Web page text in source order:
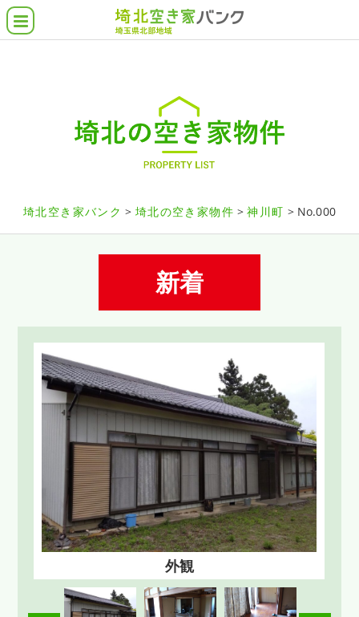
借りたい・買いたい
貸したい・売りたい
各市町の支援施策
よくある質問
協力業者について
埼北空き家バンク 埼北の空き家物件 神川町 No.000
新着
外観